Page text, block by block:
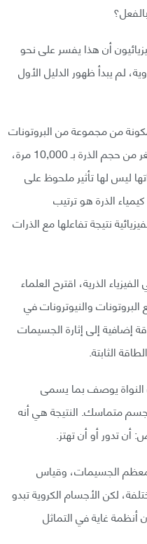
أن هذا يفسر على نحو
لم يبدأ ظهور الدليل الأول
من مجموعة من البروتونات
والنيوترونات في مركز الذرة، وهي أصغر من حجم الذرة بـ 10,000 مرة،
ليس لها تأثير ملحوظ على
الذرة هو ترتيب
نتيجة تفاعلها مع الذرات
الذرية، اقترح العلماء
تقع البروتونات والنيوترونات في
إضافية إلى إثارة الجسيمات
الثابتة.
يوصف بما يسمى
متماسك. النتيجة هي أنه
أن تدور أو أن تهتز.
معظم الجسيمات، وقياس
لكن الأجسام الكروية تبدو
أنظمة غاية في التماثل